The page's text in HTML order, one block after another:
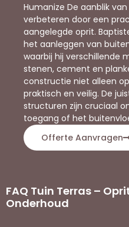
Humanize De aanblik
verbeteren door een
aangelegde oprit.
het aanleggen van
waarbij hij verschillende
stenen, cement en
constructie niet alleen
praktisch en veilig. De
structuren zijn cruciaal
toegang of het
Offerte Aanvragen
FAQ Tuin Terras –
Onderhoud